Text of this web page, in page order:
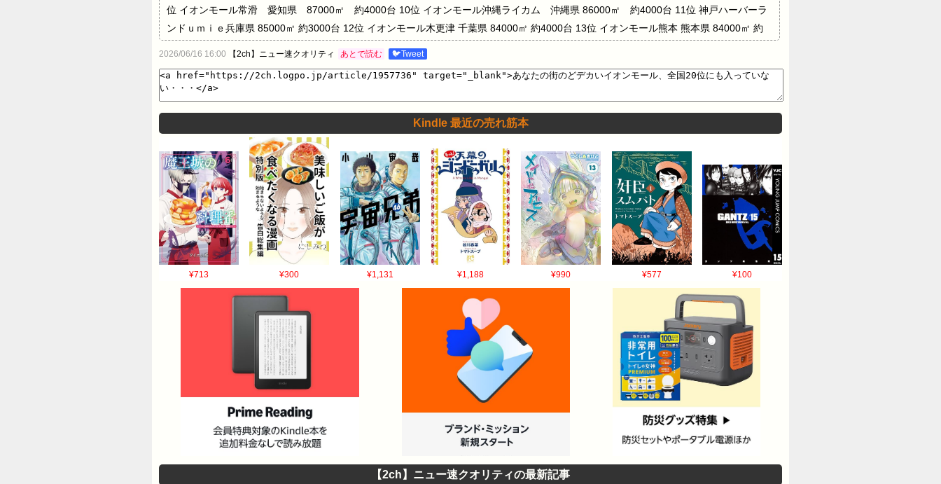
位 イオンモール常滑 愛知県 87000㎡ 約4000台 10位 イオンモール沖縄ライカム 沖縄県 86000㎡ 約4000台 11位 神戸ハーバーラ
ンドｕｍｉｅ兵庫県 85000㎡ 約3000台 12位 イオンモール木更津 千葉県 84000㎡ 約4000台 13位 イオンモール熊本 熊本県 84000㎡ 約
5000台 14位 イオンモール宮崎 宮崎県 84000㎡ 約4300台 15位 イオンモール倉敷 岡山県 83000㎡ 約4700台 16位 イオンモール高岡 富山
ンモール羽生 埼玉県 79000㎡ 約5000台 20位 イオンモール千葉ニュータウン 千葉県 79000㎡ 約4000台 引用元: ・…
2026/06/16 16:00 【2ch】ニュー速クオリティ あとで読む 🐦Tweet
Kindle 最近の売れ筋本
¥713 ¥300 ¥1,131 ¥1,188 ¥990 ¥577 ¥100
【2ch】ニュー速クオリティの最新記事